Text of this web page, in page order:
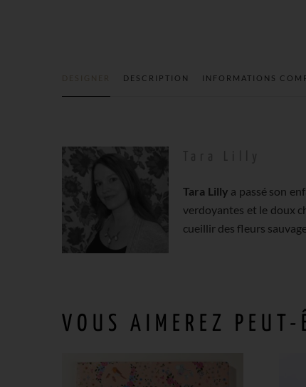
DESIGNER DESCRIPTION INFORMATIONS
Tara Lilly a passé son
verdoyantes et le doux
cueillir des fleurs
VOUS AIMEREZ